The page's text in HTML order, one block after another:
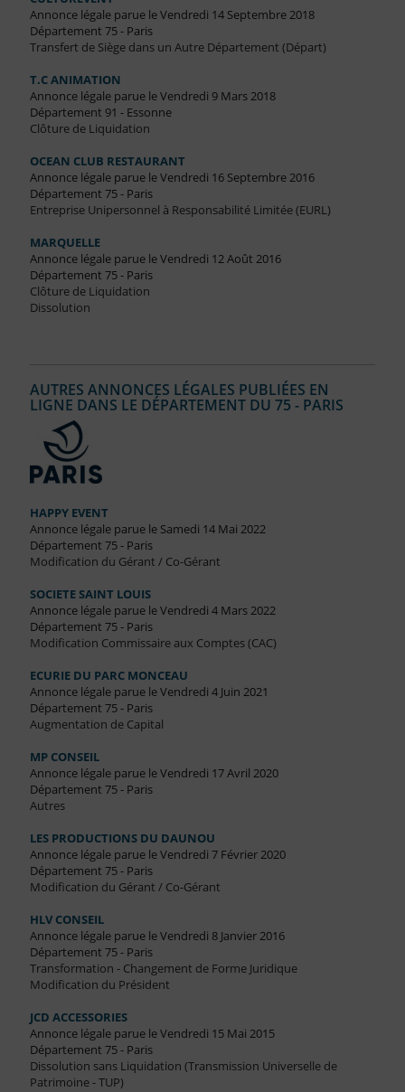
Annonce légale parue le Vendredi 14 Septembre 2018
Département 75 - Paris
Transfert de Siège dans un Autre Département (Départ)
T.C ANIMATION
Annonce légale parue le Vendredi 9 Mars 2018
Département 91 - Essonne
Clôture de Liquidation
OCEAN CLUB RESTAURANT
Annonce légale parue le Vendredi 16 Septembre 2016
Département 75 - Paris
Entreprise Unipersonnel à Responsabilité Limitée (EURL)
MARQUELLE
Annonce légale parue le Vendredi 12 Août 2016
Département 75 - Paris
Clôture de Liquidation
Dissolution
AUTRES ANNONCES LÉGALES PUBLIÉES EN
LIGNE DANS LE DÉPARTEMENT DU 75 - PARIS
HAPPY EVENT
Annonce légale parue le Samedi 14 Mai 2022
Département 75 - Paris
Modification du Gérant / Co-Gérant
SOCIETE SAINT LOUIS
Annonce légale parue le Vendredi 4 Mars 2022
Département 75 - Paris
Modification Commissaire aux Comptes (CAC)
ECURIE DU PARC MONCEAU
Annonce légale parue le Vendredi 4 Juin 2021
Département 75 - Paris
Augmentation de Capital
MP CONSEIL
Annonce légale parue le Vendredi 17 Avril 2020
Département 75 - Paris
Autres
LES PRODUCTIONS DU DAUNOU
Annonce légale parue le Vendredi 7 Février 2020
Département 75 - Paris
Modification du Gérant / Co-Gérant
HLV CONSEIL
Annonce légale parue le Vendredi 8 Janvier 2016
Département 75 - Paris
Transformation - Changement de Forme Juridique
Modification du Président
JCD ACCESSORIES
Annonce légale parue le Vendredi 15 Mai 2015
Département 75 - Paris
Dissolution sans Liquidation (Transmission Universelle de
Patrimoine - TUP)